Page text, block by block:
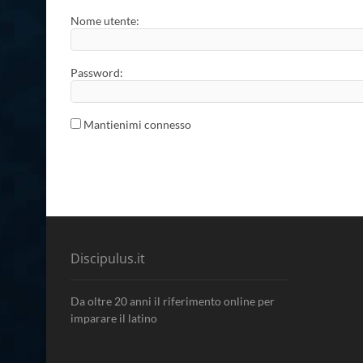
Nome utente:
Password:
Mantienimi connesso
Discipulus.it
Da oltre 20 anni il riferimento online per
imparare il latino